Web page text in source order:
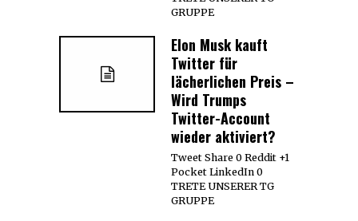
GRUPPE
Elon Musk kauft
Twitter für
lächerlichen Preis –
Wird Trumps
Twitter-Account
wieder aktiviert?
Tweet Share 0 Reddit +1
Pocket LinkedIn 0
TRETE UNSERER TG
GRUPPE